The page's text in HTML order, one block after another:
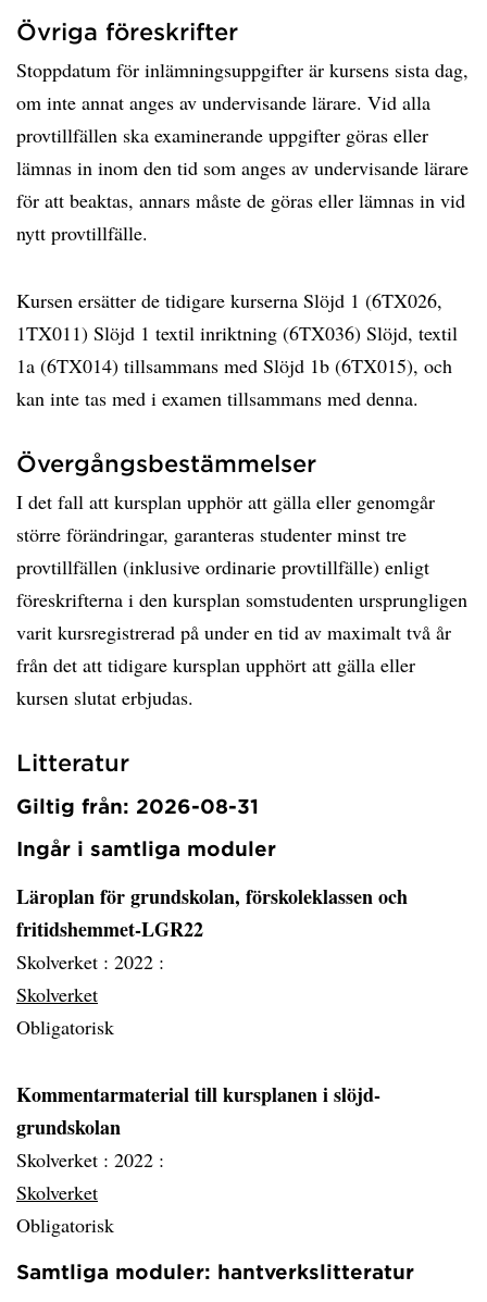
Övriga föreskrifter
Stoppdatum för inlämningsuppgifter är kursens sista dag,
om inte annat anges av undervisande lärare. Vid alla
provtillfällen ska examinerande uppgifter göras eller
lämnas in inom den tid som anges av undervisande lärare
för att beaktas, annars måste de göras eller lämnas in vid
nytt provtillfälle.
Kursen ersätter de tidigare kurserna Slöjd 1 (6TX026,
1TX011) Slöjd 1 textil inriktning (6TX036) Slöjd, textil
1a (6TX014) tillsammans med Slöjd 1b (6TX015), och
kan inte tas med i examen tillsammans med denna.
Övergångsbestämmelser
I det fall att kursplan upphör att gälla eller genomgår
större förändringar, garanteras studenter minst tre
provtillfällen (inklusive ordinarie provtillfälle) enligt
föreskrifterna i den kursplan somstudenten ursprungligen
varit kursregistrerad på under en tid av maximalt två år
från det att tidigare kursplan upphört att gälla eller
kursen slutat erbjudas.
Litteratur
Giltig från: 2026-08-31
Ingår i samtliga moduler
Läroplan för grundskolan, förskoleklassen och
fritidshemmet-LGR22
Skolverket : 2022 :
Skolverket
Obligatorisk
Kommentarmaterial till kursplanen i slöjd-
grundskolan
Skolverket : 2022 :
Skolverket
Obligatorisk
Samtliga moduler: hantverkslitteratur